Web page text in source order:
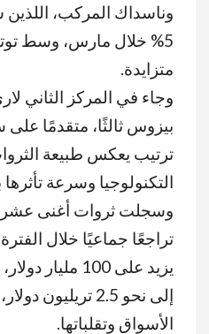
وناسداك المركب،
5% خلال مارس، وسط
متزايدة
وجاء في المركز الثاني
بيزوس ثالثًا، متقدمًا على
ترتيب يعكس طبيعة
التكنولوجيا وسرعة تأثرها
وسجلت ثروات أغنى
تراجعًا جماعيًا خلال
يزيد على 100
إلى نحو 2.5
الأسواق وتقلباتها